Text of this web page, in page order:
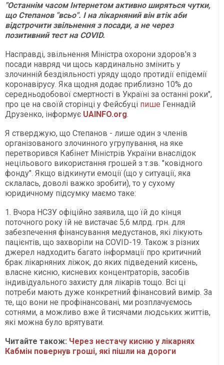
"Останнім часом Інтернетом активно ширяться чутки,
що Степанов "всьо". І на лікарняний він втік аби
відстрочити звільнення з посади, а не через
позитивний тест на COVID.
Насправді, звільнення Міністра охорони здоров'я з
посади навряд чи щось кардинально змінить у
злочинній бездіяльності уряду щодо протидії епідемії
коронавірусу. Яка щодня додає приблизно 10% до
середньодобової смертності в Україні за останні роки",
про це на своїй сторінці у Фейсбуці пише Геннадій
Друзенко, інформує UAINFO.org.
Я стверджую, що Степанов - лише один з членів
організованого злочинного угрупування, на яке
перетворився Кабінет Міністрів України внаслідок
нецільового використання грошей з т.зв. "ковідного
фонду". Якщо відкинути емоції (що у ситуації, яка
склалась, доволі важко зробити), то у сухому
юридичному підсумку маємо таке:
1. Вчора НСЗУ офіційно заявила, що їй до кінця
поточного року їй не вистачає 5,6 млрд. грн. для
забезпечення фінансування медустанов, які лікують
пацієнтів, що захворіли на COVID-19. Також з різних
джерел надходить багато інформації про критичний
брак лікарняних ліжок, до яких підведений кисень,
власне кисню, кисневих концентраторів, засобів
індивідуального захисту для лікарів тощо. Всі ці
потреби мають дуже конкретний фінансовий вимір. За
те, що вони не профінансовані, ми розплачуємось
сотнями, а можливо вже й тисячами людських життів,
які можна було врятувати.
Читайте також: Через нестачу кисню у лікарнях
Кабмін повернув гроші, які пішли на дороги